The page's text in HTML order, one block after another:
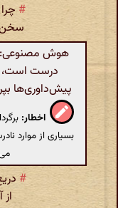
#
سخن
هوش مصنوعی:
درست است،
پیش‌داوری‌ها
اخطار:
بسیاری از موارد
#